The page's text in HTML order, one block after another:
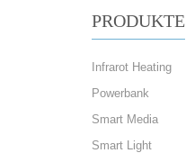
PRODUKTE
Infrarot Heating
Powerbank
Smart Media
Smart Light